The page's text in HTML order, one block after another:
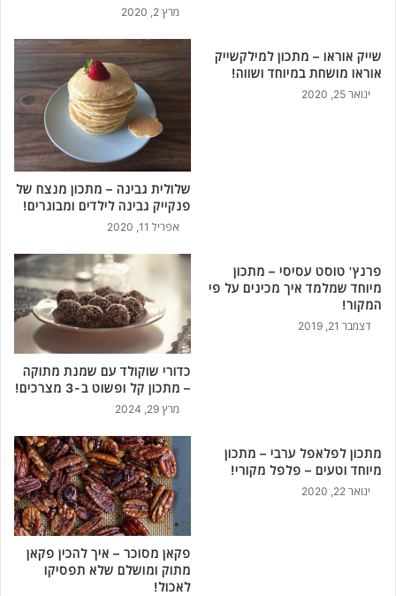
מרץ 2, 2020
שייק אוראו – מתכון למילקשייק
אוראו מושחת במיוחד ושווה!
ינואר 25, 2020
שלולית גבינה – מתכון מנצח של
פנקייק גבינה לילדים ומבוגרים!
אפריל 11, 2020
פרנץ' טוסט עסיסי – מתכון
מיוחד שמלמד איך מכינים על פי
המקור!
דצמבר 21, 2019
כדורי שוקולד עם שמנת מתוקה
– מתכון קל ופשוט ב-3 מצרכים!
מרץ 29, 2024
מתכון לפלאפל ערבי – מתכון
מיוחד וטעים – פלפל מקורי!
ינואר 22, 2020
פקאן מסוכר – איך להכין פקאן
מתוק ומושלם שלא תפסיקו
לאכול!